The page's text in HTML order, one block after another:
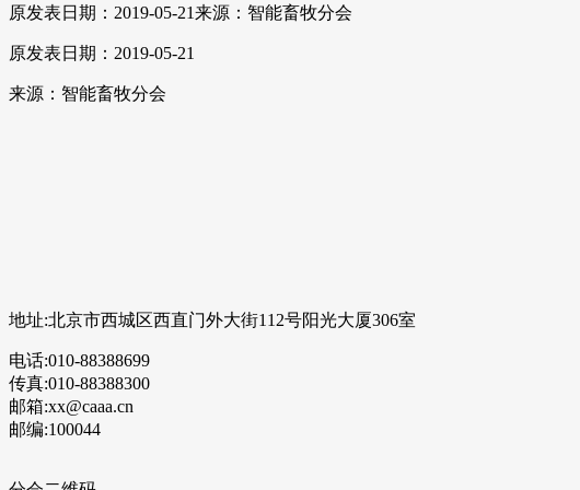
原发表日期：2019-05-21来源：智能畜牧分会
原发表日期：2019-05-21
来源：智能畜牧分会
地址:北京市西城区西直门外大街112号阳光大厦306室
电话:010-88388699
传真:010-88388300
邮箱:xx@caaa.cn
邮编:100044